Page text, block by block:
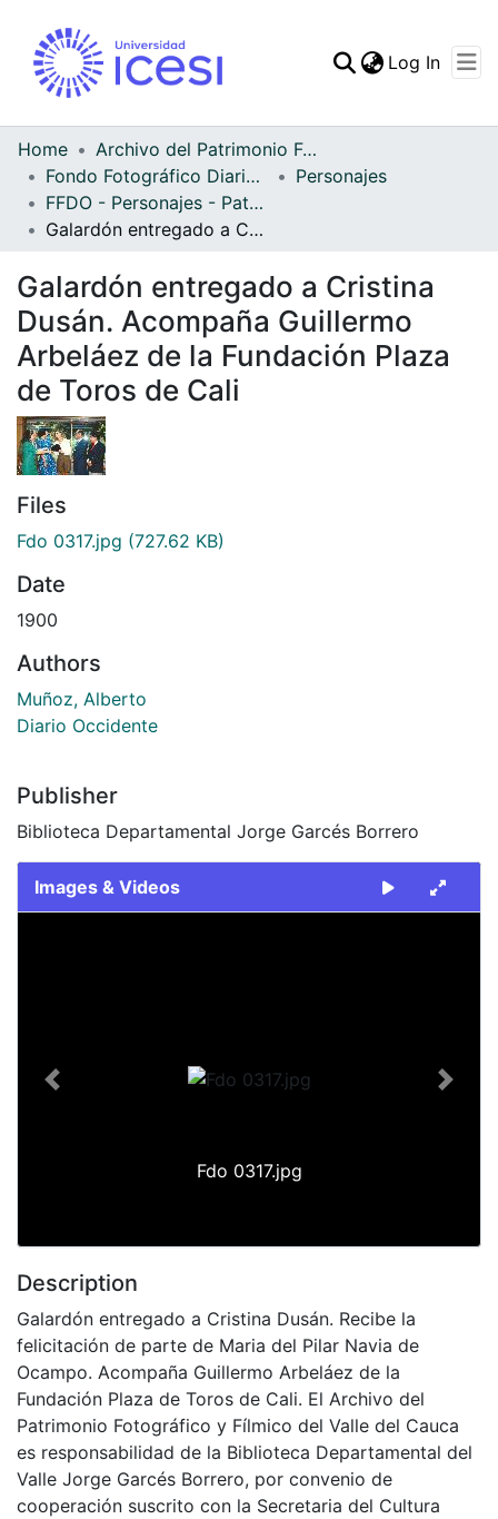
Statistics
Log In
Home
Archivo del Patrimonio Fotográfico y Fílmico del Valle del Cauca
Fondo Fotográfico Diario Occidente
Personajes
FFDO - Personajes - Patrimonial
Galardón entregado a Cristina Dusán. Acompaña Guillermo Arbeláez de la Fundación Plaza de Toros de Cali
Galardón entregado a Cristina
Dusán. Acompaña Guillermo
Arbeláez de la Fundación Plaza
de Toros de Cali
Files
Fdo 0317.jpg (727.62 KB)
Date
1900
Authors
Muñoz, Alberto
Diario Occidente
Publisher
Biblioteca Departamental Jorge Garcés Borrero
Images & Videos
Fdo 0317.jpg
Previous Next
Description
Galardón entregado a Cristina Dusán. Recibe la
felicitación de parte de Maria del Pilar Navia de
Ocampo. Acompaña Guillermo Arbeláez de la
Fundación Plaza de Toros de Cali. El Archivo del
Patrimonio Fotográfico y Fílmico del Valle del Cauca
es responsabilidad de la Biblioteca Departamental del
Valle Jorge Garcés Borrero, por convenio de
cooperación suscrito con la Secretaria del Cultura